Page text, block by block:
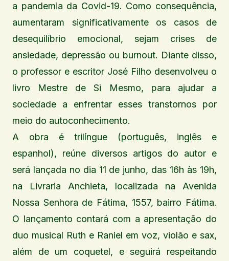
a pandemia da Covid-19. Como consequência,
aumentaram significativamente os casos de
desequilíbrio emocional, sejam crises de
ansiedade, depressão ou burnout. Diante disso,
o professor e escritor José Filho desenvolveu o
livro Mestre de Si Mesmo, para ajudar a
sociedade a enfrentar esses transtornos por
meio do autoconhecimento.
A obra é trilíngue (português, inglês e
espanhol), reúne diversos artigos do autor e
será lançada no dia 11 de junho, das 16h às 19h,
na Livraria Anchieta, localizada na Avenida
Nossa Senhora de Fátima, 1557, bairro Fátima.
O lançamento contará com a apresentação do
duo musical Ruth e Raniel em voz, violão e sax,
além de um coquetel, e seguirá respeitando